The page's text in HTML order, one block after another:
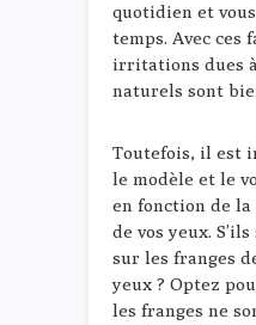
quotidien et
temps. Avec ces
irritations dues
naturels sont
Toutefois, il est
le modèle et le
en fonction de
de vos yeux.
sur les franges
yeux ? Optez
les franges ne